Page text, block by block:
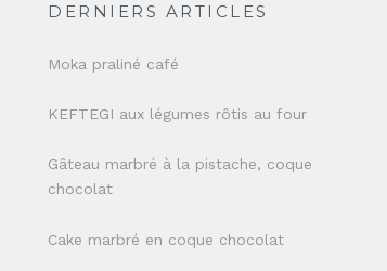
DERNIERS ARTICLES
Moka praliné café
KEFTEGI aux légumes rôtis au four
Gâteau marbré à la pistache, coque
chocolat
Cake marbré en coque chocolat